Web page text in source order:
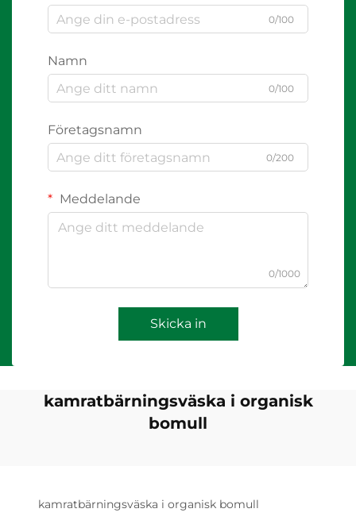
0/100
Namn
0/100
Företagsnamn
0/200
Meddelande
0/1000
Skicka in
kamratbärningsväska i organisk
bomull
kamratbärningsväska i organisk bomull